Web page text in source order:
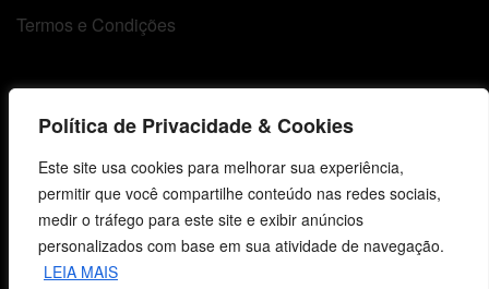
Política de Privacidade & Cookies
Este site usa cookies para melhorar sua experiência,
permitir que você compartilhe conteúdo nas redes sociais,
medir o tráfego para este site e exibir anúncios
personalizados com base em sua atividade de navegação.
LEIA MAIS
Termos e Condições
Centro de Estudos Bíblicos
São Leopoldo, RS, Brasil
Fale Conosco